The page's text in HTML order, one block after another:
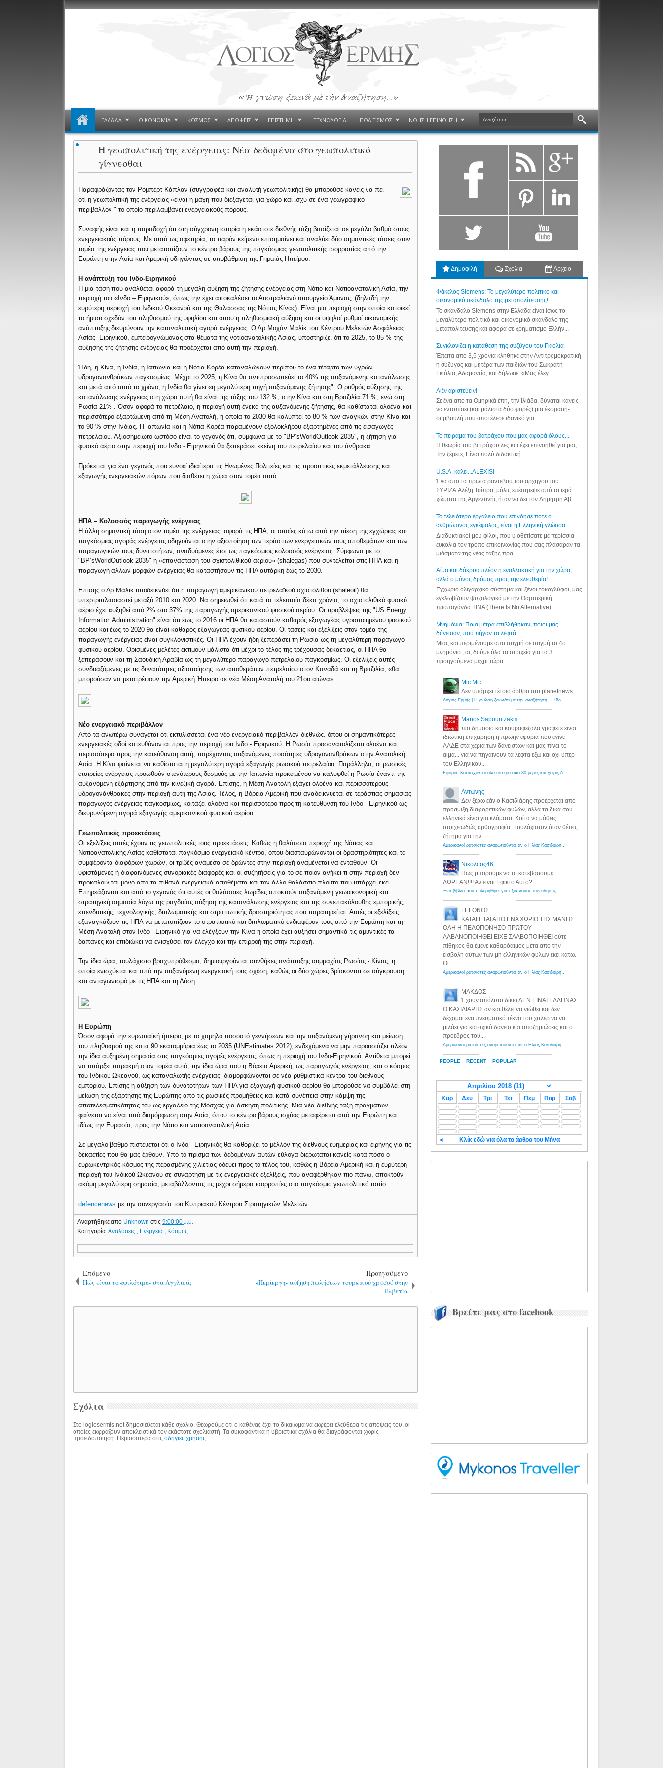
ΕΛΛΑΔΑ ΟΙΚΟΝΟΜΙΑ ΚΟΣΜΟΣ ΑΠΟΨΕΙΣ ΕΠΙΣΤΗΜΗ ΤΕΧΝΟΛΟΓΙΑ ΠΟΛΙΤΙΣΜΟΣ ΝΟΗΣΗ-ΕΠΙΝΟΗΣΗ
Η γεωπολιτική της ενέργειας: Νέα δεδομένα στο γεωπολιτικό
γίγνεσθαι
Παραφράζοντας τον Ρόμπερτ Κάπλαν (συγγραφέα και αναλυτή γεωπολιτικής) θα μπορούσε κανείς να πει
ότι η γεωπολιτική της ενέργειας «είναι η μάχη που διεξάγεται για χώρο και ισχύ σε ένα γεωγραφικό
περιβάλλον " το οποίο περιλαμβάνει ενεργειακούς πόρους.
Συναφής είναι και η παραδοχή ότι στη σύγχρονη ιστορία η εκάστοτε διεθνής τάξη βασίζεται σε μεγάλο βαθμό στους
ενεργειακούς πόρους. Με αυτά ως αφετηρία, το παρόν κείμενο επισημαίνει και αναλύει δύο σημαντικές τάσεις στον
τομέα της ενέργειας που μετατοπίζουν το κέντρο βάρους της παγκόσμιας γεωπολιτικής ισορροπίας από την
Ευρώπη στην Ασία και Αμερική οδηγώντας σε υποβάθμιση της Γηραιάς Ηπείρου.
Η ανάπτυξη του Ινδο-Ειρηνικού
Η μία τάση που αναλύεται αφορά τη μεγάλη αύξηση της ζήτησης ενέργειας στη Νότιο και Νοτιοανατολική Ασία, την
περιοχή του «Ινδο – Ειρηνικού», όπως την έχει αποκαλέσει το Αυστραλιανό υπουργείο Άμυνας, (δηλαδή την
ευρύτερη περιοχή του Ινδικού Ωκεανού και της Θάλασσας της Νότιας Κίνας). Είναι μια περιοχή στην οποία κατοικεί
το ήμισυ σχεδόν του πληθυσμού της υφηλίου και όπου η πληθυσμιακή αύξηση και οι υψηλοί ρυθμοί οικονομικής
ανάπτυξης διευρύνουν την καταναλωτική αγορά ενέργειας. Ο Δρ Μοχάν Μαλίκ του Κέντρου Μελετών Ασφάλειας
Ασίας- Ειρηνικού, εμπειρογνώμονας στα θέματα της νοτιοανατολικής Ασίας, υποστηρίζει ότι το 2025, το 85 % της
αύξησης της ζήτησης ενέργειας θα προέρχεται από αυτή την περιοχή.
Ήδη, η Κίνα, η Ινδία, η Ιαπωνία και η Νότια Κορέα καταναλώνουν περίπου το ένα τέταρτο των υγρών
υδρογονανθράκων παγκοσμίως. Μέχρι το 2025, η Κίνα θα αντιπροσωπεύει το 40% της αυξανόμενης κατανάλωσης
και μετά από αυτό το χρόνο, η Ινδία θα γίνει «η μεγαλύτερη πηγή αυξανόμενης ζήτησης". Ο ρυθμός αύξησης της
κατανάλωσης ενέργειας στη χώρα αυτή θα είναι της τάξης του 132 %, στην Κίνα και στη Βραζιλία 71 %, ενώ στη
Ρωσία 21% . Όσον αφορά το πετρέλαιο, η περιοχή αυτή ένεκα της αυξανόμενης ζήτησης, θα καθίσταται ολοένα και
περισσότερο εξαρτώμενη από τη Μέση Ανατολή, η οποία το 2030 θα καλύπτει το 80 % των αναγκών στην Κίνα και
το 90 % στην Ινδίας. Η Ιαπωνία και η Νότια Κορέα παραμένουν εξολοκλήρου εξαρτημένες από τις εισαγωγές
πετρελαίου. Αξιοσημείωτο ωστόσο είναι το γεγονός ότι, σύμφωνα με το "BP’sWorldOutlook 2035", η ζήτηση για
φυσικό αέριο στην περιοχή του Ινδο - Ειρηνικού θα ξεπεράσει εκείνη του πετρελαίου και του άνθρακα.
Πρόκειται για ένα γεγονός που ευνοεί ιδιαίτερα τις Ηνωμένες Πολιτείες και τις προοπτικές εκμετάλλευσης και
εξαγωγής ενεργειακών πόρων που διαθέτει η χώρα στον τομέα αυτό.
ΗΠΑ – Κολοσσός παραγωγής ενέργειας
Η άλλη σημαντική τάση στον τομέα της ενέργειας, αφορά τις ΗΠΑ, οι οποίες κάτω από την πίεση της εγχώριας και
παγκόσμιας αγοράς ενέργειας οδηγούνται στην αξιοποίηση των τεράστιων ενεργειακών τους αποθεμάτων και των
παραγωγικών τους δυνατοτήτων, αναδυόμενες έτσι ως παγκόσμιος κολοσσός ενέργειας. Σύμφωνα με το
"BP’sWorldOutlook 2035" η «επανάσταση του σχιστολιθικού αερίου» (shalegas) που συντελείται στις ΗΠΑ και η
παραγωγή άλλων μορφών ενέργειας θα καταστήσουν τις ΗΠΑ αυτάρκη έως το 2030.
Επίσης ο Δρ Μάλικ υποδεικνύει ότι η παραγωγή αμερικανικού πετρελαϊκού σχιστόλιθου (shaleoil) θα
υπερτριπλασιαστεί μεταξύ 2010 και 2020. Να σημειωθεί ότι κατά τα τελευταία δέκα χρόνια, το σχιστολιθικό φυσικό
αέριο έχει αυξηθεί από 2% στο 37% της παραγωγής αμερικανικού φυσικού αερίου. Οι προβλέψεις της "US Energy
Information Administration" είναι ότι έως το 2016 οι ΗΠΑ θα καταστούν καθαρός εξαγωγέας υγροποιημένου φυσικού
αερίου και έως το 2020 θα είναι καθαρός εξαγωγέας φυσικού αερίου. Οι τάσεις και εξελίξεις στον τομέα της
παραγωγής ενέργειας είναι συγκλονιστικές. Οι ΗΠΑ έχουν ήδη ξεπεράσει τη Ρωσία ως τη μεγαλύτερη παραγωγό
φυσικού αερίου. Ορισμένες μελέτες εκτιμούν μάλιστα ότι μέχρι το τέλος της τρέχουσας δεκαετίας, οι ΗΠΑ θα
ξεπεράσουν και τη Σαουδική Αραβία ως τη μεγαλύτερο παραγωγό πετρελαίου παγκοσμίως. Οι εξελίξεις αυτές
συνδυαζόμενες με τις δυνατότητες αξιοποίησης των αποθεμάτων πετρελαίου στον Καναδά και τη Βραζιλία, «θα
μπορούσαν να μετατρέψουν την Αμερική Ήπειρο σε νέα Μέση Ανατολή του 21ου αιώνα».
Νέο ενεργειακό περιβάλλον
Από τα ανωτέρω συνάγεται ότι εκτυλίσσεται ένα νέο ενεργειακό περιβάλλον διεθνώς, όπου οι σημαντικότερες
ενεργειακές οδοί κατευθύνονται προς την περιοχή του Ινδο - Ειρηνικού. Η Ρωσία προσανατολίζεται ολοένα και
περισσότερο προς την κατεύθυνση αυτή, παρέχοντας αυξανόμενες ποσότητες υδρογονανθράκων στην Ανατολική
Ασία. Η Κίνα φαίνεται να καθίσταται η μεγαλύτερη αγορά εξαγωγής ρωσικού πετρελαίου. Παράλληλα, οι ρωσικές
εταιρείες ενέργειας προωθούν στενότερους δεσμούς με την Ιαπωνία προκειμένου να καλυφθεί η Ρωσία έναντι της
αυξανόμενη εξάρτησης από την κινεζική αγορά. Επίσης, η Μέση Ανατολή εξάγει ολοένα και περισσότερους
υδρογονάνθρακες στην περιοχή αυτή της Ασίας. Τέλος, η Βόρεια Αμερική που αναδεικνύεται σε τεράστιας σημασίας
παραγωγός ενέργειας παγκοσμίως, κοιτάζει ολοένα και περισσότερο προς τη κατεύθυνση του Ινδο - Ειρηνικού ως
διευρυνόμενη αγορά εξαγωγής αμερικανικού φυσικού αερίου.
Γεωπολιτικές προεκτάσεις
Οι εξελίξεις αυτές έχουν τις γεωπολιτικές τους προεκτάσεις. Καθώς η θαλάσσια περιοχή της Νότιας και
Νοτιοανατολικής Ασίας καθίσταται παγκόσμιο ενεργειακό κέντρο, όπου διασταυρώνονται οι δραστηριότητες και τα
συμφέροντα διαφόρων χωρών, οι τριβές ανάμεσα σε δρώντες στην περιοχή αναμένεται να ενταθούν. Οι
υφιστάμενες ή διαφαινόμενες συνοριακές διαφορές και οι συζητήσεις για το σε ποιον ανήκει τι στην περιοχή δεν
προκαλούνται μόνο από τα πιθανά ενεργειακά αποθέματα και τον άλλο θαλάσσιο πλούτο που υπάρχει εκεί.
Επηρεάζονται και από το γεγονός ότι αυτές οι θαλάσσιες λωρίδες αποκτούν αυξανόμενη γεωοικονομική και
στρατηγική σημασία λόγω της ραγδαίας αύξηση της κατανάλωσης ενέργειας και της συνεπακόλουθης εμπορικής,
επενδυτικής, τεχνολογικής, διπλωματικής και στρατιωτικής δραστηριότητας που παρατηρείται. Αυτές οι εξελίξεις
εξαναγκάζουν τις ΗΠΑ να μετατοπίζουν το στρατιωτικό και διπλωματικό ενδιαφέρον τους από την Ευρώπη και τη
Μέση Ανατολή στον Ινδο –Ειρηνικό για να ελέγξουν την Κίνα η οποία έχει αυξήσει σημαντικά τις αμυντικές τα
δαπάνες και επιδιώκει να ενισχύσει τον έλεγχο και την επιρροή της στην περιοχή.
Την ίδια ώρα, τουλάχιστο βραχυπρόθεσμα, δημιουργούνται συνθήκες ανάπτυξης συμμαχίας Ρωσίας - Κίνας, η
οποία ενισχύεται και από την αυξανόμενη ενεργειακή τους σχέση, καθώς οι δύο χώρες βρίσκονται σε σύγκρουση
και ανταγωνισμό με τις ΗΠΑ και τη Δύση.
Η Ευρώπη
Όσον αφορά την ευρωπαϊκή ήπειρο, με το χαμηλό ποσοστό γεννήσεων και την αυξανόμενη γήρανση και μείωση
του πληθυσμού της κατά 90 εκατομμύρια έως το 2035 (UNEstimates 2012), ενδεχόμενα να μην παρουσιάζει πλέον
την ίδια αυξημένη σημασία στις παγκόσμιες αγορές ενέργειας, όπως η περιοχή του Ινδο-Ειρηνικού. Αντίθετα μπορεί
να υπάρξει παρακμή στον τομέα αυτό, την ίδια ώρα που η Βόρεια Αμερική, ως παραγωγός ενέργειας, και ο κόσμος
του Ινδικού Ωκεανού, ως καταναλωτής ενέργειας, διαμορφώνονται σε νέα ρυθμιστικά κέντρα του διεθνούς
εμπορίου. Επίσης η αύξηση των δυνατοτήτων των ΗΠΑ για εξαγωγή φυσικού αερίου θα μπορούσε να συμβάλει στη
μείωση της εξάρτησης της Ευρώπης από τις ρωσικές προμήθειες και κατά συνέπεια στην κάμψη της
αποτελεσματικότητας του ως εργαλείο της Μόσχας για άσκηση πολιτικής. Μια νέα διεθνής τάξη πραγμάτων
φαίνεται να είναι υπό διαμόρφωση στην Ασία, όπου το κέντρο βάρους ισχύος μεταφέρεται από την Ευρώπη και
ιδίως την Ευρασία, προς την Νότιο και νοτιοανατολική Ασία.
Σε μεγάλο βαθμό πιστεύεται ότι ο Ινδο - Ειρηνικός θα καθορίζει το μέλλον της διεθνούς ευημερίας και ειρήνης για τις
δεκαετίες που θα μας έρθουν. Υπό το πρίσμα των δεδομένων αυτών εύλογα διερωτάται κανείς κατά πόσο ο
ευρωκεντρικός κόσμος της περασμένης χιλιετίας οδεύει προς το τέλος του, καθώς η Βόρεια Αμερική και η ευρύτερη
περιοχή του Ινδικού Ωκεανού σε συνάρτηση με τις ενεργειακές εξελίξεις, που αναφέρθηκαν πιο πάνω, αποκτούν
ακόμη μεγαλύτερη σημασία, μεταβάλλοντας τις μέχρι σήμερα ισορροπίες στο παγκόσμιο γεωπολιτικό τοπίο.
defencenews με την συνεργασία του Κυπριακού Κέντρου Στρατηγικών Μελετών
Αναρτήθηκε από Unknownστις9:00:00 μ.μ.
Κατηγορία:Αναλύσεις Ενέργεια Κόσμος
Επόμενο
Πώς είναι το «φιλότιμο» στα Αγγλικά;
Προηγούμενο
«Περίεργη» αύξηση πωλήσεων τουρκικού χρυσού στην
Ελβετία
Σχόλια
Στο logiosermis.net δημοσιεύεται κάθε σχόλιο. Θεωρούμε ότι ο καθένας έχει το δικαίωμα να εκφέρει ελεύθερα τις απόψεις του, οι
οποίες εκφράζουν αποκλειστικά τον εκάστοτε σχολιαστή. Τα συκοφαντικά ή υβριστικά σχόλια θα διαγράφονται χωρίς
προειδοποίηση. Περισσότερα στιςοδηγίες χρήσης
Δημοφιλή Σχόλια Αρχείο
Φάκελος Siemens: Το μεγαλύτερο πολιτικό και
οικονομικό σκάνδαλο της μεταπολίτευσης!
Το σκάνδαλο Siemens στην Ελλάδα είναι ίσως το
μεγαλύτερο πολιτικό και οικονομικό σκάνδαλο της
μεταπολίτευσης και αφορά σε χρηματισμό Ελλήν...
Συγκλονίζει η κατάθεση της συζύγου του Γκιόλια
Έπειτα από 3,5 χρόνια κλήθηκε στην Αντιτρομοκρατική
η σύζυγος και μητέρα των παιδιών του Σωκράτη
Γκιόλια, Αδαμαντία, και δήλωσε: «Μας έλεγ...
Aιέν αριστεύειν!
Σε ένα από τα Ομηρικά έπη, την Ιλιάδα, δύναται κανείς
να εντοπίσει (και μάλιστα δύο φορές) μια έκφραση-
συμβουλή που αποτέλεσε ιδανικό για...
Το πείραμα του βατράχου που μας αφορά όλους...
Η θεωρία του βατράχου λες και έχει επινοηθεί για μας.
Την ξέρετε; Είναι πολύ διδακτική.
U.S.A. καλεί...ALEXIS!
Ένα από τα πρώτα ραντεβού του αρχηγού του
ΣΥΡΙΖΑ Αλέξη Τσίπρα, μόλις επέστρεψε από τα ιερά
χώματα της Αργεντινής ήταν να δει τον Δημήτρη Αβ...
Το τελειότερο εργαλείο που επινόησε ποτε ο
ανθρώπινος εγκέφαλος, είναι η Ελληνική γλώσσα.
Διαδυκτιακοί μου φίλοι, που υιοθετίσατε με περίσσια
ευκολία τον τρόπο επικοινωνίας που σας πλάσαραν τα
μιάσματα της νέας τάξης πρα...
Αίμα και δάκρυα πλέον η εναλλακτική για την χώρα,
αλλά ο μόνος δρόμος προς την ελευθερία!
Εγχώριο ολιγαρχικό σύστημα και ξένοι τοκογλύφοι, μας
εγκλωβίζουν ψυχολογικά με την Θαρτσερική
προπαγάνδα TINA (There Is No Alternative). ...
Μνημόνια: Ποια μέτρα επιβλήθηκαν, ποιοι μας
δάνεισαν, πού πήγαν τα λεφτά...
Μιας και περιμένουμε απο στιγμή σε στιγμή το 4ο
μνημόνιο , ας δούμε όλα τα στοιχεία για τα 3
προηγούμενα μέχρι τώρα...
PEOPLE RECENT POPULAR
Mic Mic
Δεν υπάρχει τέτοιο άρθρο στο planetnews
Λόγιος Ερμής | Η γνώση ξεκινάει με την αναζήτηση...: Ιδού οι 18 που χρωστούν 11 δις ευρώ!
Manos Sapountzakis
πιο δημοσιο και κουραφεξαλα γραφετε ειναι
ιδιωτικη επιχειρηση η πρωην εφορια που εγινε
ΑΑΔΕ στα χερια των δανειστων και μας πινει το
αιμα... για να πηγαινουν τα λεφτα εξω και οχι υπερ
του Ελληνικου...
Εφορία: Κατάσχονται όλα ύστερα από 30 μέρες και χωρίς δικαστικές αποφάσεις - Λόγιος Ερμής
Αντώνης
Δεν ξέρω εάν ο Κασιδιάρης προέρχεται από
πρόσμιξη διαφορετικών φυλών, αλλά τα δικά σου
ελληνικά είναι για κλάματα. Κοίτα να μάθεις
στοιχειωδώς ορθογραφία...τουλάχιστον όταν θέτεις
ζήτημα για την...
Αμερικανοί ρατσιστές αναρωτιούνται αν ο Ηλίας Κασιδιάρης ανήκει στη λευκή φυλή... - Λόγιος Ερμής
Νικολαος46
Πως μπορουμε να το κατεβασουμε
ΔΩΡΕΑΝ!!!! Αν ειναι Εφικτο Αυτο?
Ένα βιβλίο που πολεμήθηκε γιατί ξυπνούσε συνειδήσεις... - Λόγιος Ερμής | Η γνώση ξεκινάει με την αναζήτηση...
ΓΕΓΟΝΟΣ
ΚΑΤΑΓΕΤΑΙ ΑΠΟ ΕΝΑ ΧΩΡΙΟ ΤΗΣ ΜΑΝΗΣ.
ΟΛΗ Η ΠΕΛΟΠΟΝΗΣΟ ΠΡΩΤΟΥ
ΑΛΒΑΝΟΠΟΙΗΘΕΙ ΕΙΧΕ ΣΛΑΒΟΠΟΙΗΘΕΙ ούτε
πίθηκος θα έμενε καθαρόαιμος μετα απο την
εισβολή αυτών των μη ελληνικών φυλων εκεί κατω.
Οι...
Αμερικανοί ρατσιστές αναρωτιούνται αν ο Ηλίας Κασιδιάρης ανήκει στη λευκή φυλή... - Λόγιος Ερμής
ΜΑΚΔΟΣ
Έχουν απόλυτο δίκιο ΔΕΝ ΕΙΝΑΙ ΕΛΛΗΝΑΣ
Ο ΚΑΣΙΔΙΑΡΗΣ αν και θέλει να νιώθει και δεν
δέχομαι ενα πνευματικό τέκνο του χιτλερ να να
μιλάει για κατοχικό δανειο και αποζημιώσεις και ο
πρόεδρος του...
Αμερικανοί ρατσιστές αναρωτιούνται αν ο Ηλίας Κασιδιάρης ανήκει στη λευκή φυλή... - Λόγιος Ερμής
Κυρ Δευ Τρι Τετ Πεμ Παρ Σαβ
◄ Κλίκ εδώ για όλα τα άρθρα του Μήνα
Βρείτε μας στο facebook